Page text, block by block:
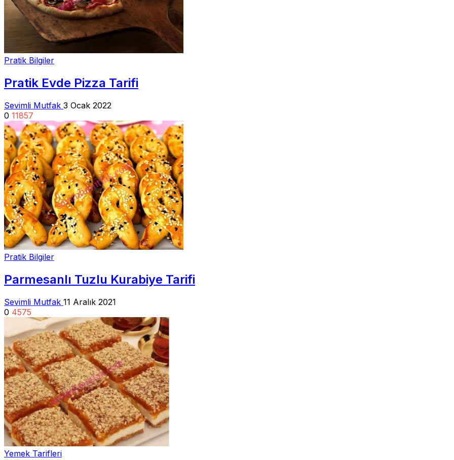
Pratik Bilgiler
Pratik Evde Pizza Tarifi
Sevimli Mutfak 3 Ocak 2022
0 11857
Pratik Bilgiler
Parmesanlı Tuzlu Kurabiye Tarifi
Sevimli Mutfak 11 Aralık 2021
0 4575
Yemek Tarifleri